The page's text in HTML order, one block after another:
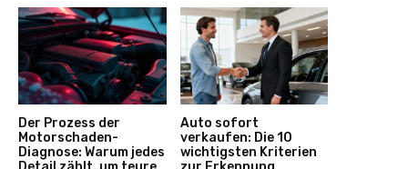
Der Prozess der
Motorschaden-
Diagnose: Warum jedes
Auto sofort
verkaufen: Die 10
wichtigsten Kriterien